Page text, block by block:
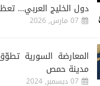
دول الخليج العربي…
07 مارس, 2026
المعارضة السورية
مدينة حمص
07 ديسمبر, 2024